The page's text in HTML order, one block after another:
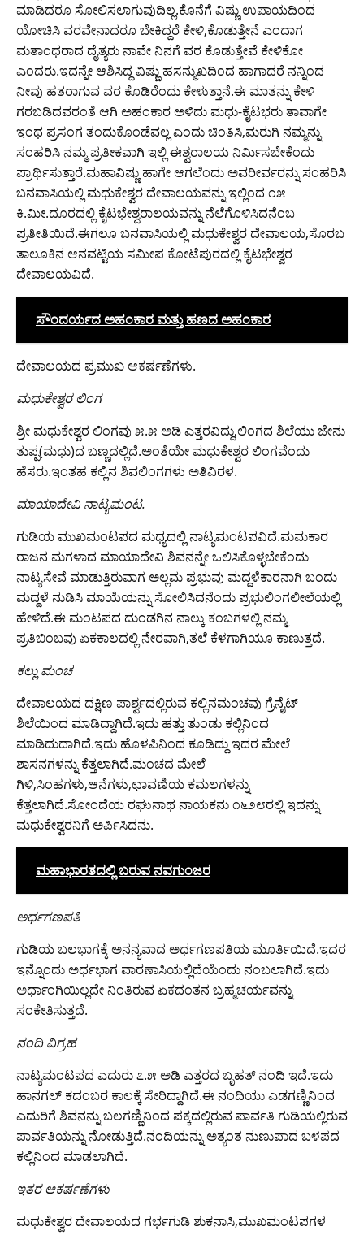
ಮಾಡಿದರೂ ಸೋಲಿಸಲಾಗುವುದಿಲ್ಲ.ಕೊನೆಗೆ ವಿಷ್ಣು ಉಪಾಯದಿಂದ
ಯೋಚಿಸಿ ವರವೇನಾದರೂ ಬೇಕಿದ್ದರೆ ಕೇಳಿ,ಕೊಡುತ್ತೇನೆ ಎಂದಾಗ
ಮತಾಂಧರಾದ ದೈತ್ಯರು ನಾವೇ ನಿನಗೆ ವರ ಕೊಡುತ್ತೇವೆ ಕೇಳಿಕೋ
ಎಂದರು.ಇದನ್ನೇ ಆಶಿಸಿದ್ದ ವಿಷ್ಣು ಹಸನ್ಮುಖದಿಂದ ಹಾಗಾದರೆ ನನ್ನಿಂದ
ನೀವು ಹತರಾಗುವ ವರ ಕೊಡಿರೆಂದು ಕೇಳುತ್ತಾನೆ.ಈ ಮಾತನ್ನು ಕೇಳಿ
ಗರಬಡಿದವರಂತೆ ಆಗಿ ಅಹಂಕಾರ ಅಳಿದು ಮಧು-ಕೈಟಭರು ತಾವಾಗೇ
ಇಂಥ ಪ್ರಸಂಗ ತಂದುಕೊಂಡೆವಲ್ಲ ಎಂದು ಚಿಂತಿಸಿ,ಮರುಗಿ ನಮ್ಮನ್ನು
ಸಂಹರಿಸಿ ನಮ್ಮ ಪ್ರತೀಕವಾಗಿ ಇಲ್ಲಿ ಈಶ್ವರಾಲಯ ನಿರ್ಮಿಸಬೇಕೆಂದು
ಪ್ರಾರ್ಥಿಸುತ್ತಾರೆ.ಮಹಾವಿಷ್ಣು ಹಾಗೇ ಆಗಲೆಂದು ಅವರೀರ್ವರನ್ನು ಸಂಹರಿಸಿ
ಬನವಾಸಿಯಲ್ಲಿ ಮಧುಕೇಶ್ವರ ದೇವಾಲಯವನ್ನು ಇಲ್ಲಿಂದ ೧೫
ಕಿ.ಮೀ.ದೂರದಲ್ಲಿ ಕೈಟಭೇಶ್ವರಾಲಯವನ್ನು ನೆಲೆಗೊಳಿಸಿದನೆಂಬ
ಪ್ರತೀತಿಯಿದೆ.ಈಗಲೂ ಬನವಾಸಿಯಲ್ಲಿ ಮಧುಕೇಶ್ವರ ದೇವಾಲಯ,ಸೊರಬ
ತಾಲೂಕಿನ ಆನವಟ್ಟಿಯ ಸಮೀಪ ಕೋಟೆಪುರದಲ್ಲಿ ಕೈಟಭೇಶ್ವರ
ದೇವಾಲಯವಿದೆ.
ಸೌಂದರ್ಯದ ಅಹಂಕಾರ ಮತ್ತು ಹಣದ ಅಹಂಕಾರ
ದೇವಾಲಯದ ಪ್ರಮುಖ ಆಕರ್ಷಣೆಗಳು.
ಮಧುಕೇಶ್ವರ ಲಿಂಗ
ಶ್ರೀ ಮಧುಕೇಶ್ವರ ಲಿಂಗವು ೫.೫ ಅಡಿ ಎತ್ತರವಿದ್ದು,ಲಿಂಗದ ಶಿಲೆಯು ಜೇನು
ತುಪ್ಪ(ಮಧು)ದ ಬಣ್ಣದಲ್ಲಿದೆ.ಅಂತೆಯೇ ಮಧುಕೇಶ್ವರ ಲಿಂಗವೆಂದು
ಹೆಸರು.ಇಂತಹ ಕಲ್ಲಿನ ಶಿವಲಿಂಗಗಳು ಅತಿವಿರಳ.
ಮಾಯಾದೇವಿ ನಾಟ್ಯಮಂಟ.
ಗುಡಿಯ ಮುಖಮಂಟಪದ ಮಧ್ಯದಲ್ಲಿ ನಾಟ್ಯಮಂಟಪವಿದೆ.ಮಮಕಾರ
ರಾಜನ ಮಗಳಾದ ಮಾಯಾದೇವಿ ಶಿವನನ್ನೇ ಒಲಿಸಿಕೊಳ್ಳಬೇಕೆಂದು
ನಾಟ್ಯಸೇವೆ ಮಾಡುತ್ತಿರುವಾಗ ಅಲ್ಲಮ ಪ್ರಭುವು ಮದ್ದಳೆಕಾರನಾಗಿ ಬಂದು
ಮದ್ದಳೆ ನುಡಿಸಿ ಮಾಯೆಯನ್ನು ಸೋಲಿಸಿದನೆಂದು ಪ್ರಭುಲಿಂಗಲೀಲೆಯಲ್ಲಿ
ಹೇಳಿದೆ.ಈ ಮಂಟಪದ ದುಂಡಗಿನ ನಾಲ್ಕು ಕಂಬಗಳಲ್ಲಿ ನಮ್ಮ
ಪ್ರತಿಬಿಂಬವು ಏಕಕಾಲದಲ್ಲಿ ನೇರವಾಗಿ,ತಲೆ ಕೆಳಗಾಗಿಯೂ ಕಾಣುತ್ತದೆ.
ಕಲ್ಲು ಮಂಚ
ದೇವಾಲಯದ ದಕ್ಷಿಣ ಪಾರ್ಶ್ವದಲ್ಲಿರುವ ಕಲ್ಲಿನಮಂಚವು ಗ್ರೆನೈಟ್
ಶಿಲೆಯಿಂದ ಮಾಡಿದ್ದಾಗಿದೆ.ಇದು ಹತ್ತು ತುಂಡು ಕಲ್ಲಿನಿಂದ
ಮಾಡಿದುದಾಗಿದೆ.ಇದು ಹೊಳಪಿನಿಂದ ಕೂಡಿದ್ದು ಇದರ ಮೇಲೆ
ಶಾಸನಗಳನ್ನು ಕೆತ್ತಲಾಗಿದೆ.ಮಂಚದ ಮೇಲೆ
ಗಿಳಿ,ಸಿಂಹಗಳು,ಆನೆಗಳು,ಛಾವಣಿಯ ಕಮಲಗಳನ್ನು
ಕೆತ್ತಲಾಗಿದೆ.ಸೋಂದೆಯ ರಘುನಾಥ ನಾಯಕನು ೧೬೨೮ರಲ್ಲಿ ಇದನ್ನು
ಮಧುಕೇಶ್ವರನಿಗೆ ಅರ್ಪಿಸಿದನು.
ಮಹಾಭಾರತದಲ್ಲಿ ಬರುವ ನವಗುಂಜರ
ಅರ್ಧಗಣಪತಿ
ಗುಡಿಯ ಬಲಭಾಗಕ್ಕೆ ಅನನ್ಯವಾದ ಅರ್ಧಗಣಪತಿಯ ಮೂರ್ತಿಯಿದೆ.ಇದರ
ಇನ್ನೊಂದು ಅರ್ಧಭಾಗ ವಾರಣಾಸಿಯಲ್ಲಿದೆಯೆಂದು ನಂಬಲಾಗಿದೆ.ಇದು
ಅರ್ಧಾಂಗಿಯಿಲ್ಲದೇ ನಿಂತಿರುವ ಏಕದಂತನ ಬ್ರಹ್ಮಚರ್ಯವನ್ನು
ಸಂಕೇತಿಸುತ್ತದೆ.
ನಂದಿ ವಿಗ್ರಹ
ನಾಟ್ಯಮಂಟಪದ ಎದುರು ೭.೫ ಅಡಿ ಎತ್ತರದ ಬೃಹತ್ ನಂದಿ ಇದೆ.ಇದು
ಹಾನಗಲ್ ಕದಂಬರ ಕಾಲಕ್ಕೆ ಸೇರಿದ್ದಾಗಿದೆ.ಈ ನಂದಿಯು ಎಡಗಣ್ಣಿನಿಂದ
ಎದುರಿಗೆ ಶಿವನನ್ನು ಬಲಗಣ್ಣಿನಿಂದ ಪಕ್ಕದಲ್ಲಿರುವ ಪಾರ್ವತಿ ಗುಡಿಯಲ್ಲಿರುವ
ಪಾರ್ವತಿಯನ್ನು ನೋಡುತ್ತಿದೆ.ನಂದಿಯನ್ನು ಅತ್ಯಂತ ನುಣುಪಾದ ಬಳಪದ
ಕಲ್ಲಿನಿಂದ ಮಾಡಲಾಗಿದೆ.
ಇತರ ಆಕರ್ಷಣೆಗಳು
ಮಧುಕೇಶ್ವರ ದೇವಾಲಯದ ಗರ್ಭಗುಡಿ ಶುಕನಾಸಿ,ಮುಖಮಂಟಪಗಳ